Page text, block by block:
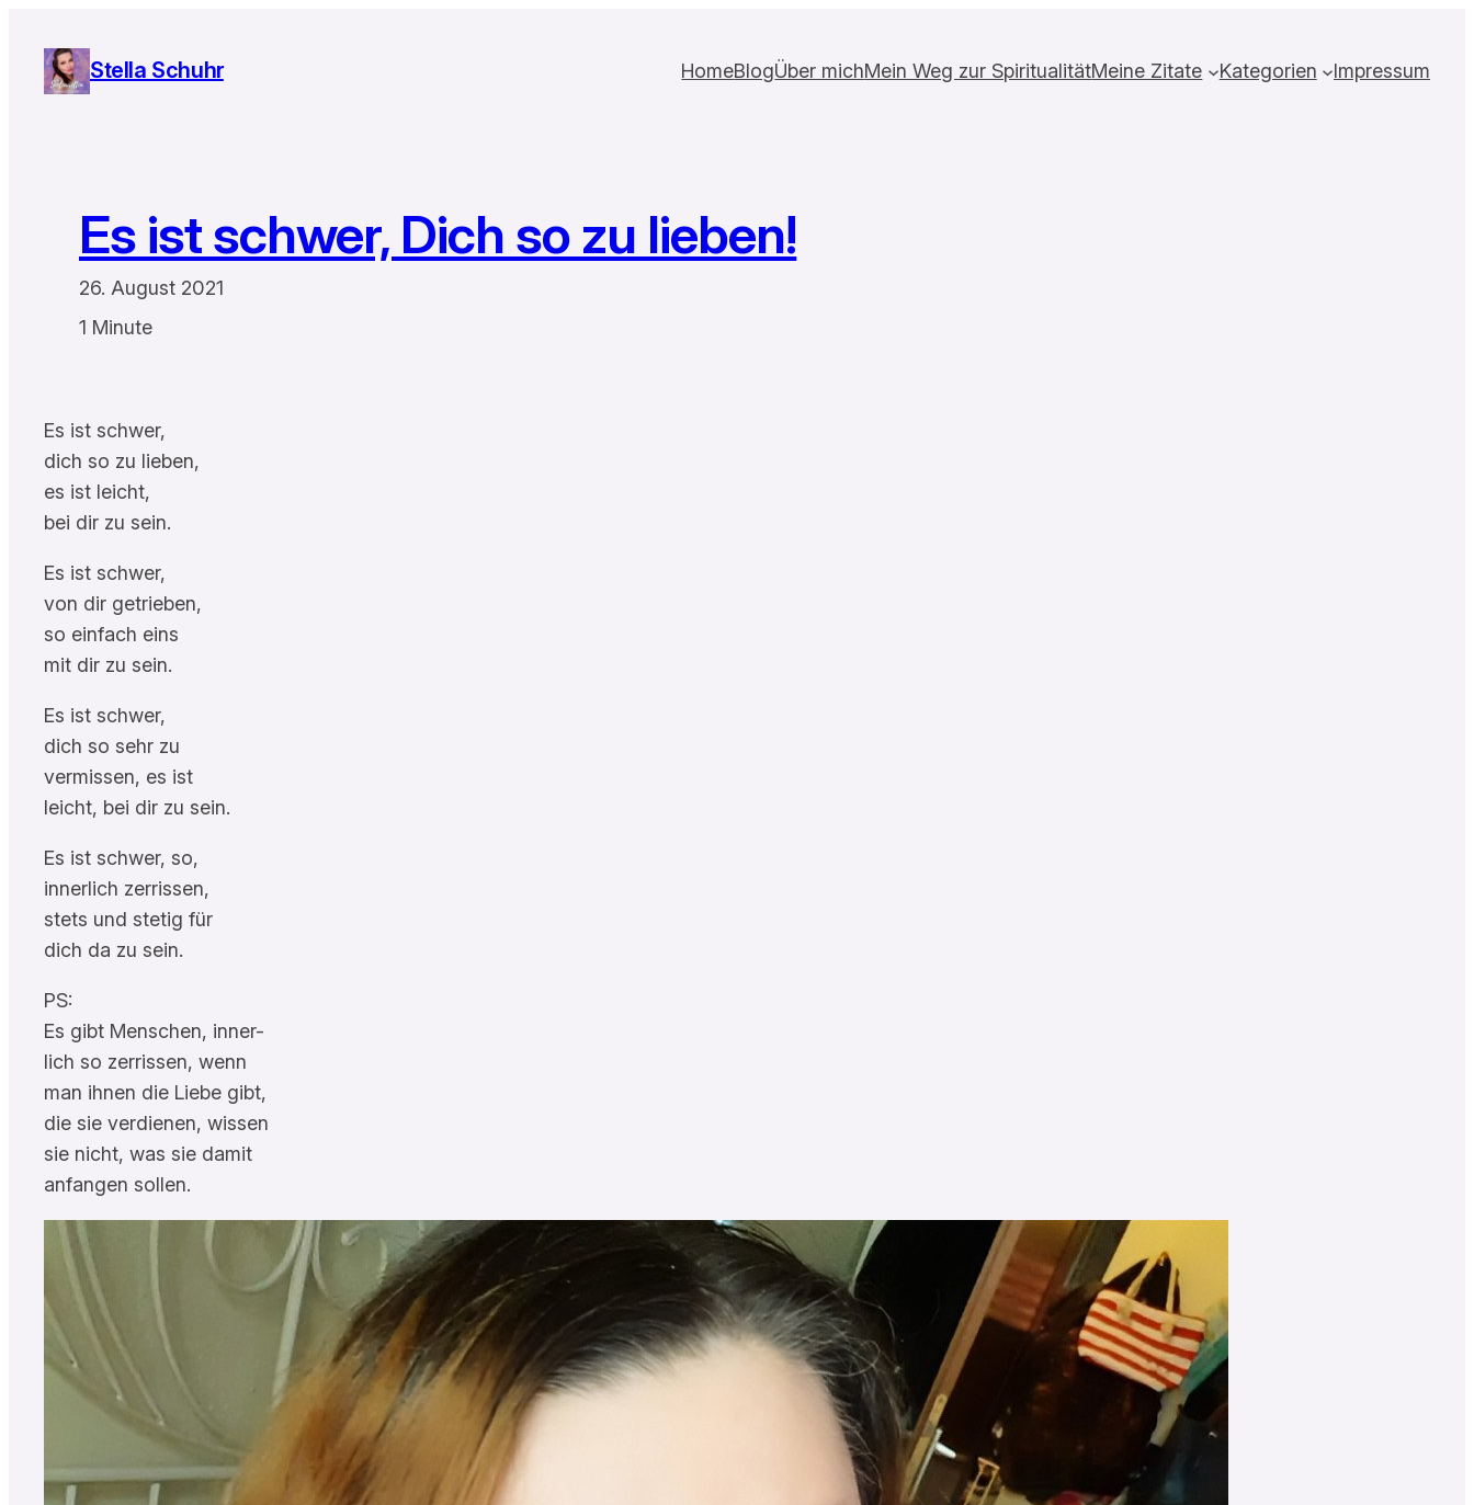
Inhalt
springen
Stella Schuhr HomeBlogÜber michMein Weg zur SpiritualitätMeine Zitate Kategorien Impressum
Es ist schwer, Dich so zu lieben!
26. August 2021
1 Minute
Es ist schwer,
dich so zu lieben,
es ist leicht,
bei dir zu sein.
Es ist schwer,
von dir getrieben,
so einfach eins
mit dir zu sein.
Es ist schwer,
dich so sehr zu
vermissen, es ist
leicht, bei dir zu sein.
Es ist schwer, so,
innerlich zerrissen,
stets und stetig für
dich da zu sein.
PS:
Es gibt Menschen, inner-
lich so zerrissen, wenn
man ihnen die Liebe gibt,
die sie verdienen, wissen
sie nicht, was sie damit
anfangen sollen.